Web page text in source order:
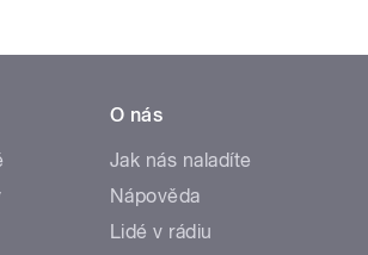
O nás
Jak nás naladíte
Nápověda
Lidé v rádiu